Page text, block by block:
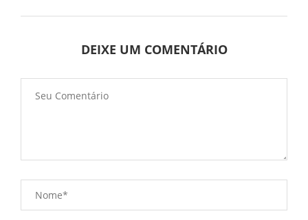
DEIXE UM COMENTÁRIO